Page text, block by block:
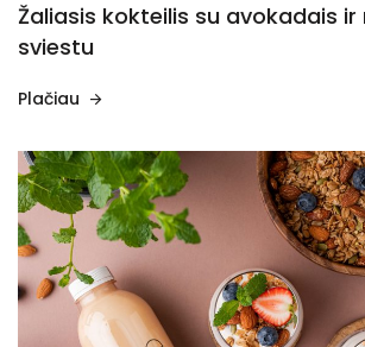
Žaliasis kokteilis su avokadais ir
sviestu
Plačiau